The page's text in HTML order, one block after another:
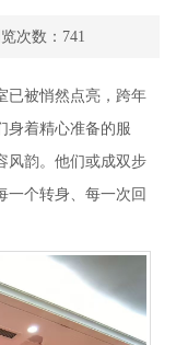
次数： 741
已被悄然点亮，跨年
身着精心准备的服
风韵。他们或成双步
一个转身、每一次回